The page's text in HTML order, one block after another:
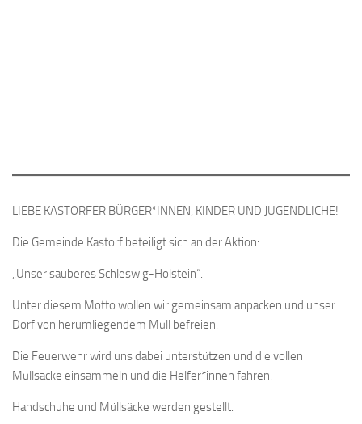
LIEBE KASTORFER BÜRGER*INNEN, KINDER UND JUGENDLICHE!
Die Gemeinde Kastorf beteiligt sich an der Aktion:
„Unser sauberes Schleswig-Holstein“.
Unter diesem Motto wollen wir gemeinsam anpacken und unser
Dorf von herumliegendem Müll befreien.
Die Feuerwehr wird uns dabei unterstützen und die vollen
Müllsäcke einsammeln und die Helfer*innen fahren.
Handschuhe und Müllsäcke werden gestellt.